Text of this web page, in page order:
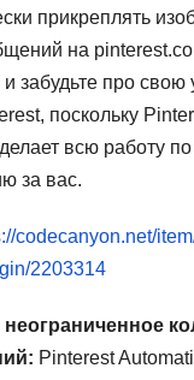
прикреплять
на
и забудьте про свою
поскольку
всю работу по
за вас.
codecanyon.net/
2203314
Pinterest